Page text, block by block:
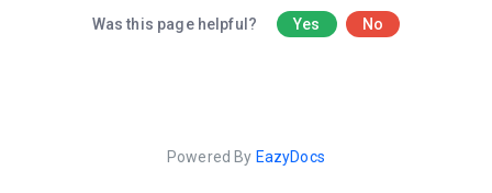
Was this page helpful? Yes No
Powered By EazyDocs